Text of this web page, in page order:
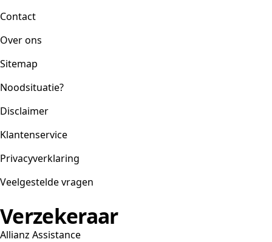
Contact
Over ons
Sitemap
Noodsituatie?
Disclaimer
Klantenservice
Privacyverklaring
Veelgestelde vragen
Verzekeraar
Allianz Assistance